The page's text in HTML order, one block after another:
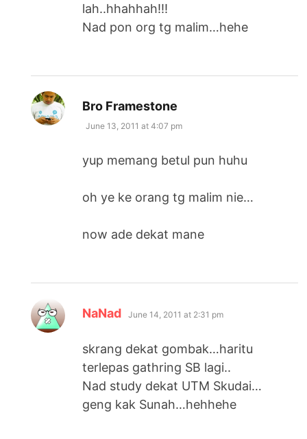
lah..hhahhah!!!
Nad pon org tg malim…hehe
Bro Framestone
June 13, 2011 at 4:07 pm
yup memang betul pun huhu
oh ye ke orang tg malim nie…
now ade dekat mane
NaNad says:
June 14, 2011 at 2:31 pm
skrang dekat gombak…haritu
terlepas gathring SB lagi..
Nad study dekat UTM Skudai…
geng kak Sunah…hehhehe